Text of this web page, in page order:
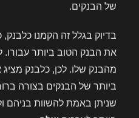
של הבנקים.
בדיוק בגלל זה הקמנו
את הבנק הטוב ביותר
מהבנק שלו. לכן, כלבנק
ביותר של הבנקים בצורה
שניתן באמת להשוות בניהם